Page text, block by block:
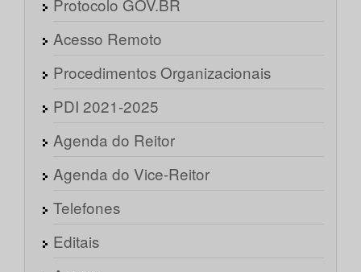
Protocolo GOV.BR
Acesso Remoto
Procedimentos Organizacionais
PDI 2021-2025
Agenda do Reitor
Agenda do Vice-Reitor
Telefones
Editais